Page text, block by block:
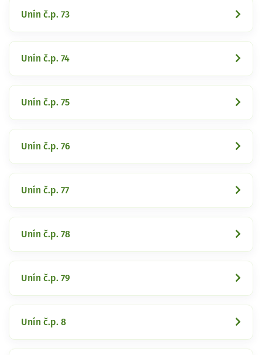
Unín č.p. 73
Unín č.p. 74
Unín č.p. 75
Unín č.p. 76
Unín č.p. 77
Unín č.p. 78
Unín č.p. 79
Unín č.p. 8